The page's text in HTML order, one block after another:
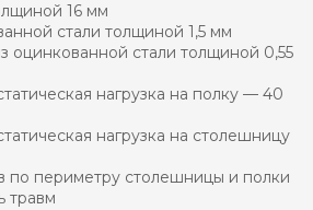
16 мм
стали толщиной 1,5 мм
оцинкованной стали толщиной 0,55
нагрузка на полку — 40
нагрузка на столешницу
периметру столешницы и полки
травм